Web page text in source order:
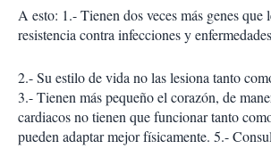
i
r
A esto: 1.- Tienen dos veces más genes que
resistencia contra infecciones y
2.- Su estilo de vida no las lesiona tanto
3.- Tienen más pequeño el corazón, de
cardiacos no tienen que funcionar tanto
pueden adaptar mejor físicamente. 5.-